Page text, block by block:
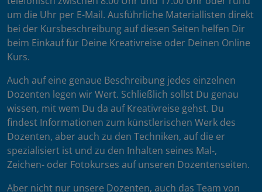
um die Uhr per E-Mail. Ausführliche Materiallisten direkt
bei der Kursbeschreibung auf diesen Seiten helfen Dir
beim Einkauf für Deine Kreativreise oder Deinen Online
Kurs.
Auch auf eine genaue Beschreibung jedes einzelnen
Dozenten legen wir Wert. Schließlich sollst Du genau
wissen, mit wem Du da auf Kreativreise gehst. Du
findest Informationen zum künstlerischen Werk des
Dozenten, aber auch zu den Techniken, auf die er
spezialisiert ist und zu den Inhalten seines Mal-,
Zeichen- oder Fotokurses auf unseren Dozentenseiten.
Aber nicht nur unsere Dozenten, auch das Team von